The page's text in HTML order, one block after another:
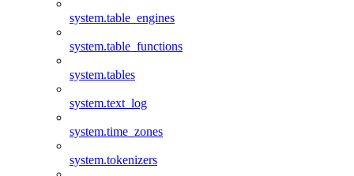
system.table_engines
system.table_functions
system.tables
system.text_log
system.time_zones
system.tokenizers